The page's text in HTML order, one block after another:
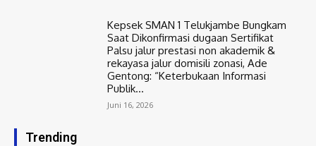
Kepsek SMAN 1 Telukjambe Bungkam
Saat Dikonfirmasi dugaan Sertifikat
Palsu jalur prestasi non akademik &
rekayasa jalur domisili zonasi, Ade
Gentong: “Keterbukaan Informasi
Publik...
Juni 16, 2026
Trending